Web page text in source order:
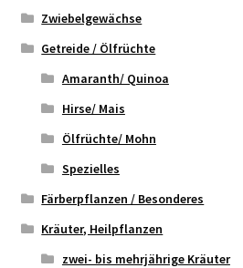
Zwiebelgewächse
Getreide / Ölfrüchte
Amaranth/ Quinoa
Hirse/ Mais
Ölfrüchte/ Mohn
Spezielles
Färberpflanzen / Besonderes
Kräuter, Heilpflanzen
zwei- bis mehrjährige Kräuter